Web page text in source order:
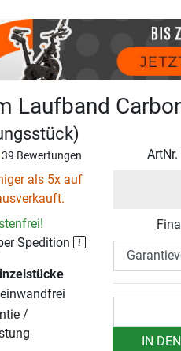
Laufband
39 Bewertungen ArtNr.
als 5x auf
Spedition
/
IN